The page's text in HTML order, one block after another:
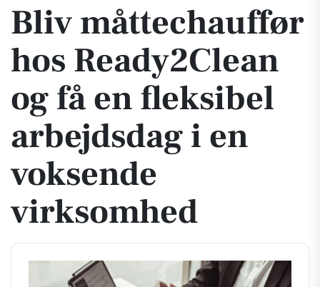
Bliv måttechauffør
hos Ready2Clean
og få en fleksibel
arbejdsdag i en
voksende
virksomhed